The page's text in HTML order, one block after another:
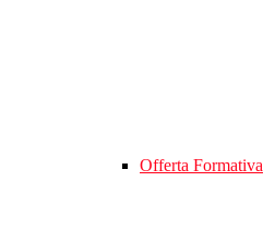
Offerta Formativa